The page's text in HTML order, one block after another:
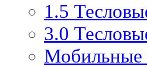
1.5
3.0
Мобильные